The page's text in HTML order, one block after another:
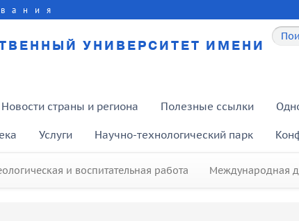
УНИВЕРСИТЕТ ИМЕНИ
Новости страны и региона Полезные ссылки
Услуги Научно-технологический парк
и воспитательная работа Международная
приняли участие в
встрече
консорциума
по реализации проекта